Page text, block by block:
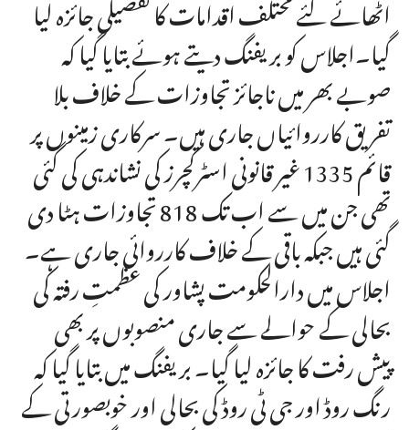
گیا۔اجلاس کو بریفنگ دیتے ہوئے بتایا گیا کہ
صوبے بھر میں ناجائز تجاوزات کے خلاف بلا
تفریق کارروائیاں جاری ہیں۔ سرکاری زمینوں پر
قائم 1335 غیر قانونی اسٹرکچرز کی نشاندہی کی گئی
تھی جن میں سے اب تک 818 تجاوزات ہٹا دی
گئی ہیں جبکہ باقی کے خلاف کارروائی جاری ہے۔
اجلاس میں دارالحکومت پشاور کی عظمتِ رفتہ کی
بحالی کے حوالے سے جاری منصوبوں پر بھی
پیش رفت کا جائزہ لیا گیا۔ بریفنگ میں بتایا گیا کہ
رنگ روڈ اور جی ٹی روڈ کی بحالی اور خوبصورتی کے